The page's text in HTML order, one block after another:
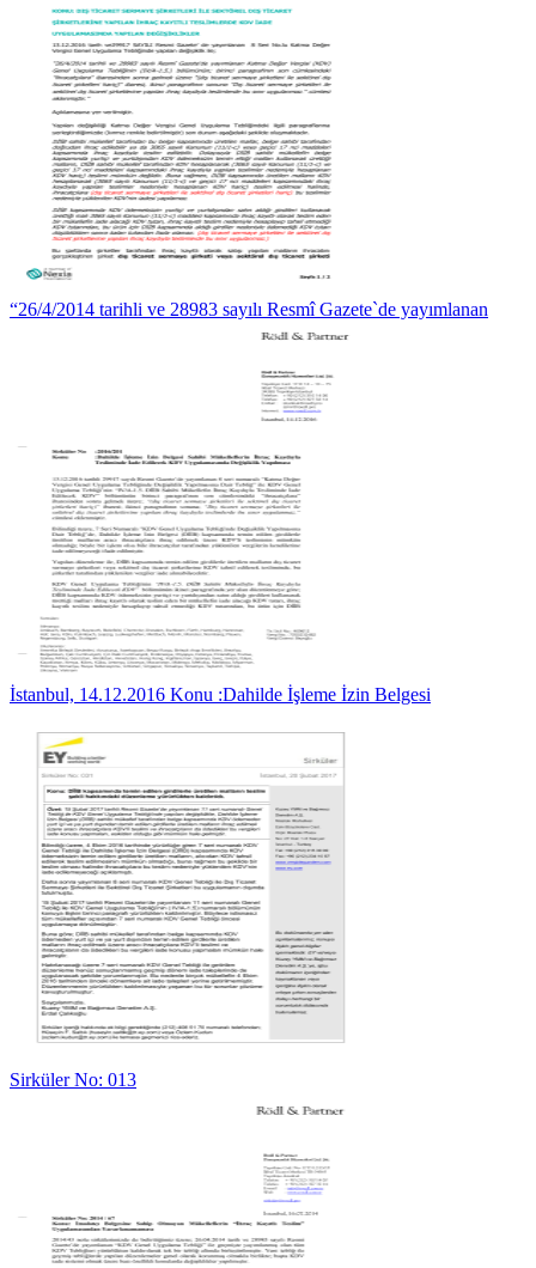
“26/4/2014 tarihli ve 28983 sayılı Resmî Gazete`de yayımlanan
İstanbul, 14.12.2016 Konu :Dahilde İşleme İzin Belgesi
Sirküler No: 013